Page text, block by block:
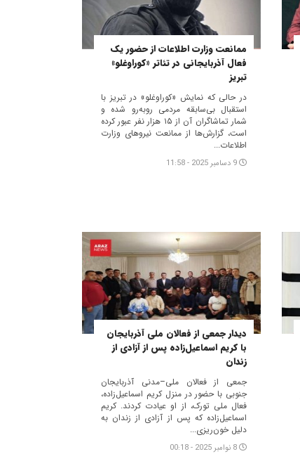
ممانعت وزارت اطلاعات از حضور یک
فعال آذربایجانی در تئاتر «کوراوغلو»
تبریز
در حالی که نمایش «کوراوغلو» در تبریز با
استقبال بی‌سابقه مردمی روبه‌رو شده و
شمار تماشاگران آن از ۱۵ هزار نفر عبور کرده
است، گزارش‌ها از ممانعت نیروهای وزارت
اطلاعات...
9 دسامبر 2025 - 11:58
دیدار جمعی از فعالان ملی آذربایجان
با کریم اسماعیل‌زاده پس از آزادی از
زندان
جمعی از فعالان ملی–مدنی آذربایجان
جنوبی با حضور در منزل کریم اسماعیل‌زاده،
فعال ملی تورک، از او عیادت کردند. کریم
اسماعیل‌زاده که پس از آزادی از زندان به
دلیل خون‌ریزی...
8 نوامبر 2025 - 00:18